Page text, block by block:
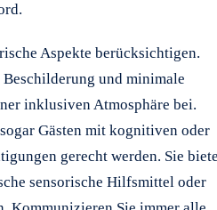
Aspekte berücksichtigen.
und minimale
inklusiven Atmosphäre bei.
Gästen mit kognitiven oder
gerecht werden. Sie
sensorische Hilfsmittel oder